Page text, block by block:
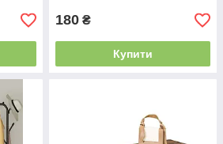
180 ₴
Купити